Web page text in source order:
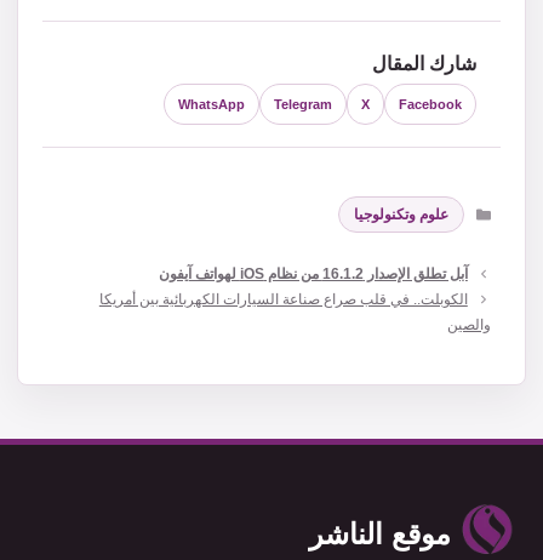
شارك المقال
Facebook
X
Telegram
WhatsApp
التصنيفات
علوم وتكنولوجيا
آبل تطلق الإصدار 16.1.2 من نظام iOS لهواتف آيفون
الكوبلت.. في قلب صراع صناعة السيارات الكهربائية بين أمريكا
والصين
موقع الناشر